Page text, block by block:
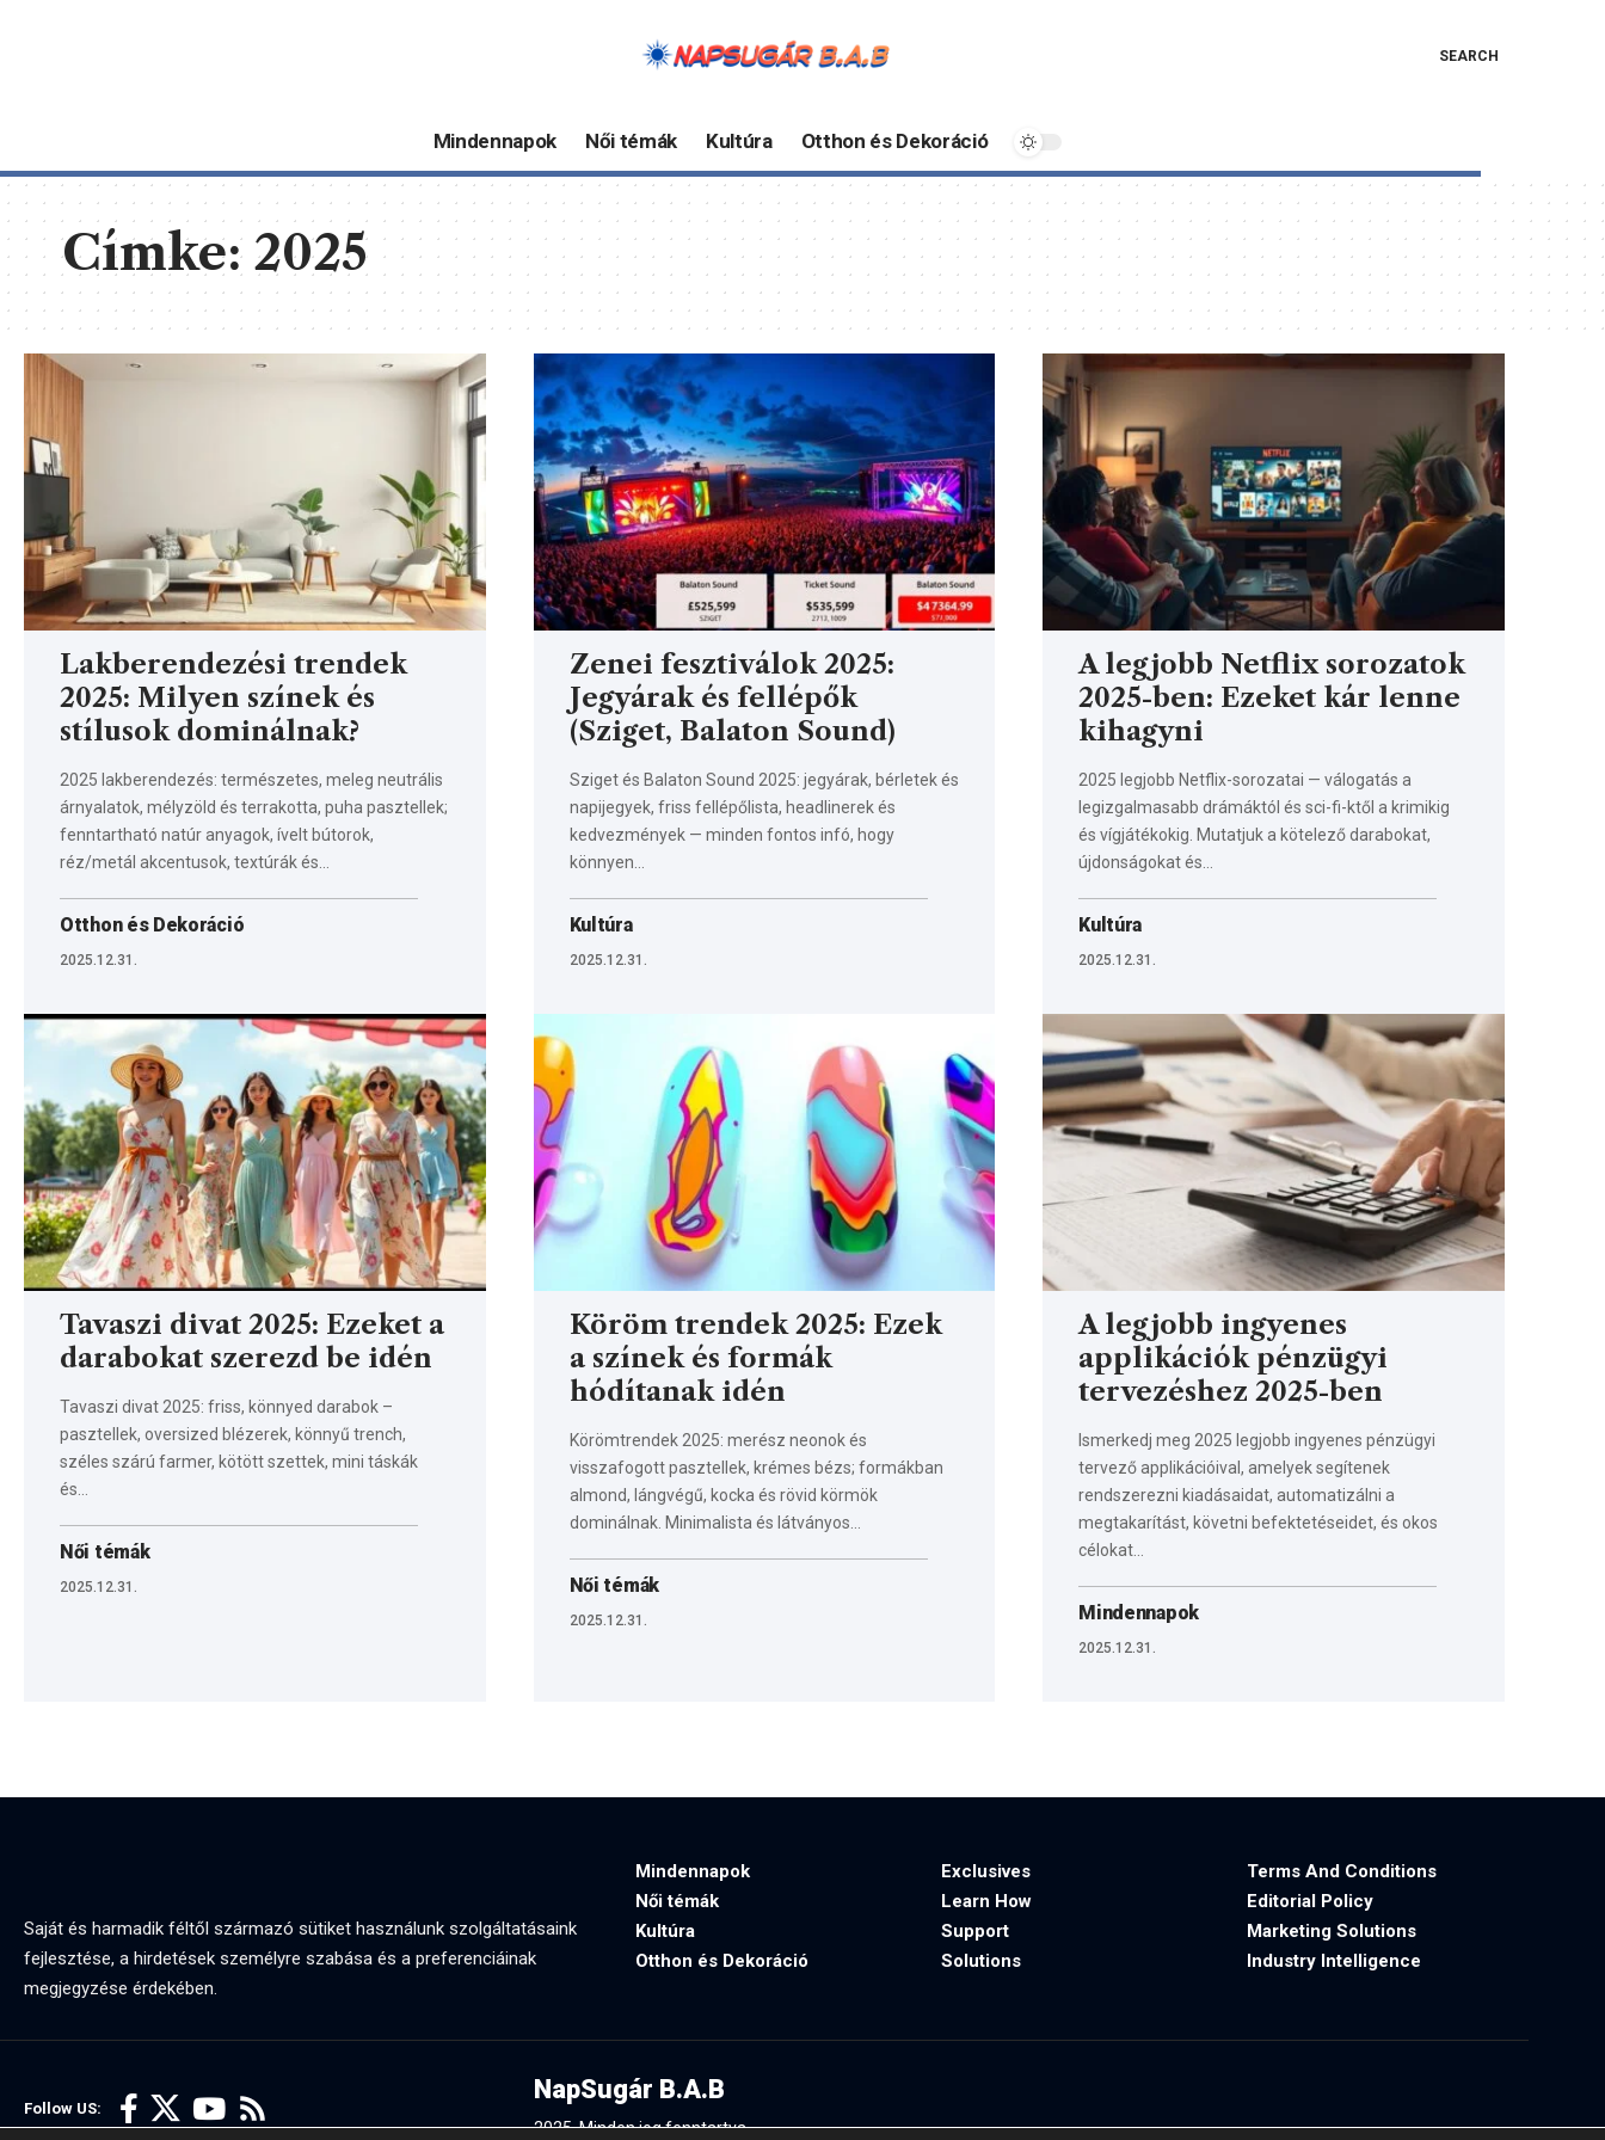
SEARCH
Mindennapok Női témák Kultúra Otthon és Dekoráció
Címke: 2025
Lakberendezési trendek
2025: Milyen színek és
stílusok dominálnak?
2025 lakberendezés: természetes, meleg neutrális
árnyalatok, mélyzöld és terrakotta, puha pasztellek;
fenntartható natúr anyagok, ívelt bútorok,
réz/metál akcentusok, textúrák és…
Otthon és Dekoráció
2025.12.31.
Zenei fesztiválok 2025:
Jegyárak és fellépők
(Sziget, Balaton Sound)
Sziget és Balaton Sound 2025: jegyárak, bérletek és
napijegyek, friss fellépőlista, headlinerek és
kedvezmények — minden fontos infó, hogy
könnyen…
Kultúra
2025.12.31.
A legjobb Netflix sorozatok
2025-ben: Ezeket kár lenne
kihagyni
2025 legjobb Netflix-sorozatai — válogatás a
legizgalmasabb drámáktól és sci-fi-ktől a krimikig
és vígjátékokig. Mutatjuk a kötelező darabokat,
újdonságokat és…
Kultúra
2025.12.31.
Tavaszi divat 2025: Ezeket a
darabokat szerezd be idén
Tavaszi divat 2025: friss, könnyed darabok –
pasztellek, oversized blézerek, könnyű trench,
széles szárú farmer, kötött szettek, mini táskák
és…
Női témák
2025.12.31.
Köröm trendek 2025: Ezek
a színek és formák
hódítanak idén
Körömtrendek 2025: merész neonok és
visszafogott pasztellek, krémes bézs; formákban
almond, lángvégű, kocka és rövid körmök
dominálnak. Minimalista és látványos…
Női témák
2025.12.31.
A legjobb ingyenes
applikációk pénzügyi
tervezéshez 2025-ben
Ismerkedj meg 2025 legjobb ingyenes pénzügyi
tervező applikációival, amelyek segítenek
rendszerezni kiadásaidat, automatizálni a
megtakarítást, követni befektetéseidet, és okos
célokat…
Mindennapok
2025.12.31.
Saját és harmadik féltől származó sütiket használunk szolgáltatásaink
fejlesztése, a hirdetések személyre szabása és a preferenciáinak
megjegyzése érdekében.
Mindennapok
Női témák
Kultúra
Otthon és Dekoráció
Exclusives
Learn How
Support
Solutions
Terms And Conditions
Editorial Policy
Marketing Solutions
Industry Intelligence
Follow US:
NapSugár B.A.B
2025. Minden jog fenntartva.